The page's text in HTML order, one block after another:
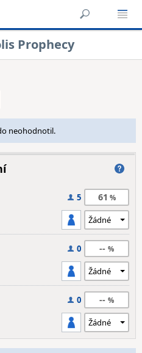
Prophecy
neohodnotil.
5 61
0 --
0 --